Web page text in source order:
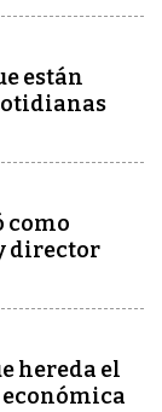
están
como
director
hereda el